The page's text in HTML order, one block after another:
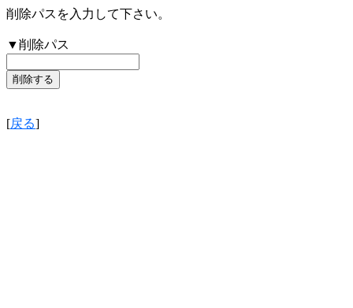
削除パスを入力して下さい。
▼削除パス
[戻る]